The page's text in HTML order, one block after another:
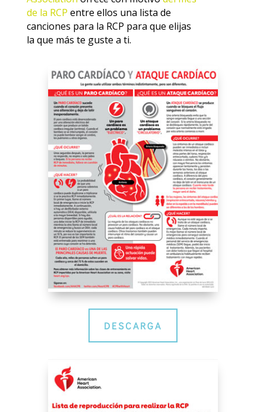
de la RCP entre ellos una lista de
canciones para la RCP para que elijas
la que más te guste a ti.
DESCARGA